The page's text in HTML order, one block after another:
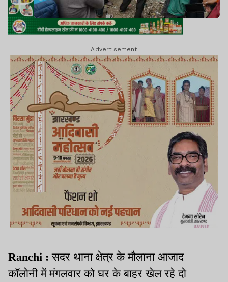
Advertisement
Ranchi : सदर थाना क्षेत्र के मौलाना आजाद
कॉलोनी में मंगलवार को घर के बाहर खेल रहे दो